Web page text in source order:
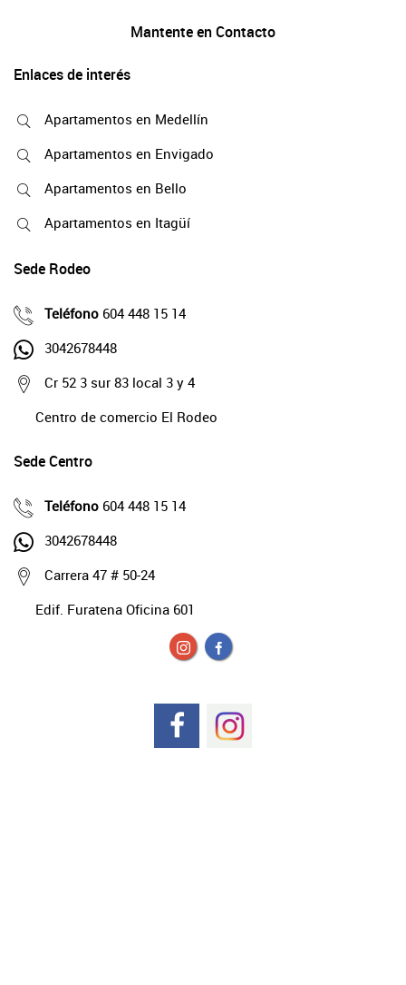
Mantente en Contacto
Enlaces de interés
Apartamentos en Medellín
Apartamentos en Envigado
Apartamentos en Bello
Apartamentos en Itagüí
Sede Rodeo
Teléfono 604 448 15 14
3042678448
Cr 52 3 sur 83 local 3 y 4
Centro de comercio El Rodeo
Sede Centro
Teléfono 604 448 15 14
3042678448
Carrera 47 # 50-24
Edif. Furatena Oficina 601